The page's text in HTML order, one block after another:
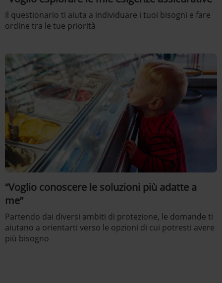
Il questionario ti aiuta a individuare i tuoi bisogni e fare
ordine tra le tue priorità
“Voglio conoscere le soluzioni più adatte a
me”
Partendo dai diversi ambiti di protezione, le domande ti
aiutano a orientarti verso le opzioni di cui potresti avere
più bisogno